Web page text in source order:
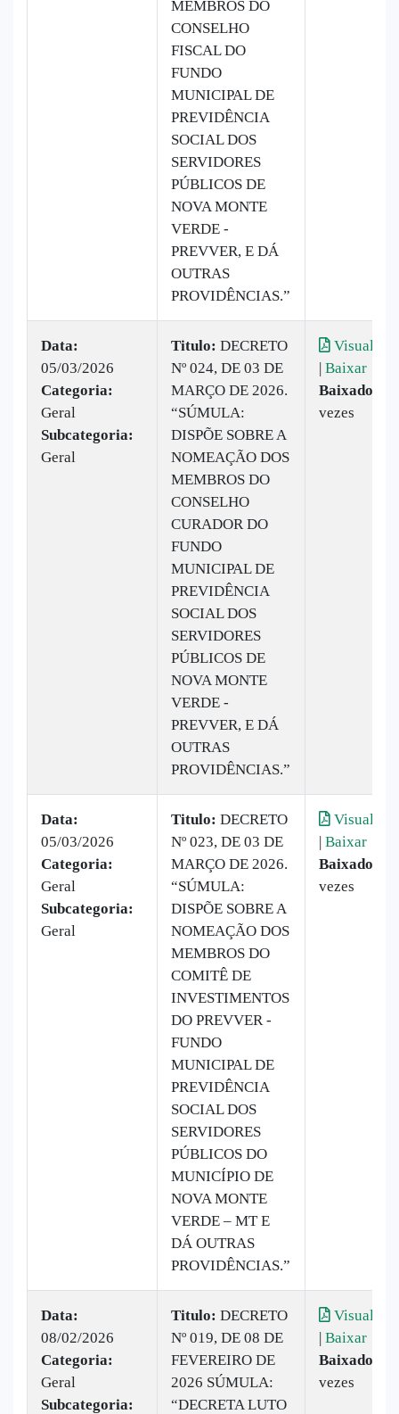
MEMBROS DO
CONSELHO
FISCAL DO
FUNDO
MUNICIPAL DE
PREVIDÊNCIA
SOCIAL DOS
SERVIDORES
PÚBLICOS DE
NOVA MONTE
VERDE -
PREVVER, E DÁ
OUTRAS
PROVIDÊNCIAS.”
Data:
05/03/2026
Categoria:
Geral
Subcategoria:
Geral
Titulo: DECRETO
Nº 024, DE 03 DE
MARÇO DE 2026.
“SÚMULA:
DISPÕE SOBRE A
NOMEAÇÃO DOS
MEMBROS DO
CONSELHO
CURADOR DO
FUNDO
MUNICIPAL DE
PREVIDÊNCIA
SOCIAL DOS
SERVIDORES
PÚBLICOS DE
NOVA MONTE
VERDE -
PREVVER, E DÁ
OUTRAS
PROVIDÊNCIAS.”
Visualizar
| Baixar
Baixado:
vezes
Data:
05/03/2026
Categoria:
Geral
Subcategoria:
Geral
Titulo: DECRETO
Nº 023, DE 03 DE
MARÇO DE 2026.
“SÚMULA:
DISPÕE SOBRE A
NOMEAÇÃO DOS
MEMBROS DO
COMITÊ DE
INVESTIMENTOS
DO PREVVER -
FUNDO
MUNICIPAL DE
PREVIDÊNCIA
SOCIAL DOS
SERVIDORES
PÚBLICOS DO
MUNICÍPIO DE
NOVA MONTE
VERDE – MT E
DÁ OUTRAS
PROVIDÊNCIAS.”
Visualizar
| Baixar
Baixado:
vezes
Data:
08/02/2026
Categoria:
Geral
Subcategoria:
Titulo: DECRETO
Nº 019, DE 08 DE
FEVEREIRO DE
2026 SÚMULA:
“DECRETA LUTO
Visualizar
| Baixar
Baixado:
vezes